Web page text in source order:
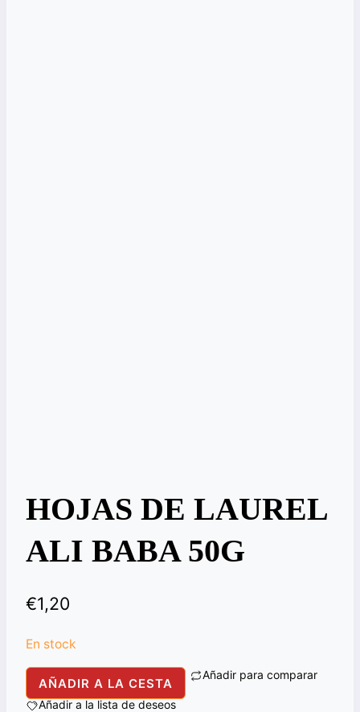
HOJAS DE LAUREL
ALI BABA 50G
€1,20
En stock
BAY
LEAVES
AÑADIR A LA CESTA
Añadir para comparar
Añadir a la lista de deseos